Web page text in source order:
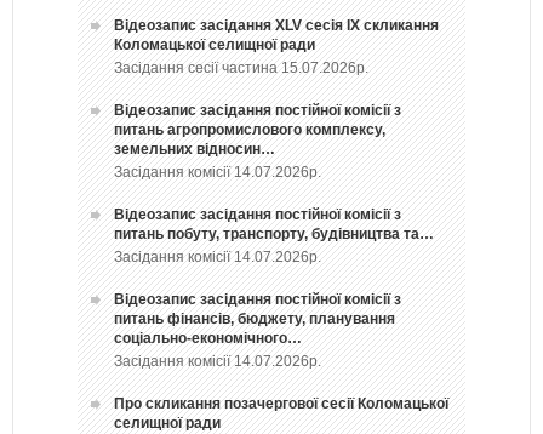
Відеозапис засідання ХLV сесія ІХ скликання
Коломацької селищної ради
Засідання сесії частина 15.07.2026р.
Відеозапис засідання постійної комісії з
питань агропромислового комплексу,
земельних відносин…
Засідання комісії 14.07.2026р.
Відеозапис засідання постійної комісії з
питань побуту, транспорту, будівництва та…
Засідання комісії 14.07.2026р.
Відеозапис засідання постійної комісії з
питань фінансів, бюджету, планування
соціально-економічного…
Засідання комісії 14.07.2026р.
Про скликання позачергової сесії Коломацької
селищної ради